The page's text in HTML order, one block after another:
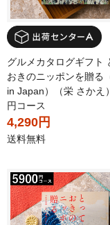
グルメカタログギフト
おきのニッポンを贈る
in Japan）（栄 さかえ
円コース
4,290円
送料無料